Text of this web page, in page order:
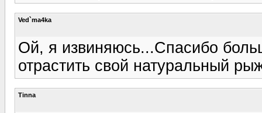
Ved`ma4ka
Ой, я извиняюсь...Спасибо
отрастить свой натуральный
Tinna